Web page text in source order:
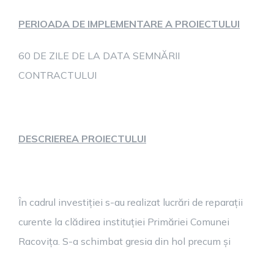
PERIOADA DE IMPLEMENTARE A PROIECTULUI
60 DE ZILE DE LA DATA SEMNĂRII
CONTRACTULUI
DESCRIEREA PROIECTULUI
În cadrul investiției s-au realizat lucrări de reparații
curente la clădirea instituției Primăriei Comunei
Racovița. S-a schimbat gresia din hol precum și